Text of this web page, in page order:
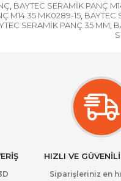
, BAYTEC SERAMİK PANÇ
M14 35 MK0289-15, BAYTEC
SERAMİK PANÇ 35 MM,
HIZLI VE
Siparişleriniz en